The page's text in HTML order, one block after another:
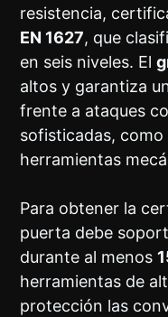
resistencia,
EN 1627, que
en seis niveles. El
altos y garantiza
frente a ataques
sofisticadas,
herramientas
Para obtener la
puerta debe
durante al menos
herramientas de
protección las